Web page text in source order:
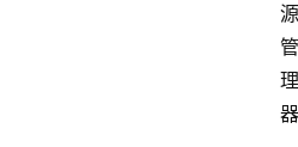
源
管
理
器